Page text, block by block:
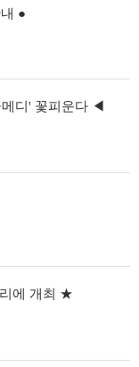
●
디' 꽃피운다 ◀
에 개최 ★